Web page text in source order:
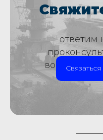
ответим
вопросам